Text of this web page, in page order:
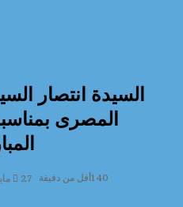
السيدة انتصار
المصرى
27 مايو، 2026 140 أقل من دقيقة